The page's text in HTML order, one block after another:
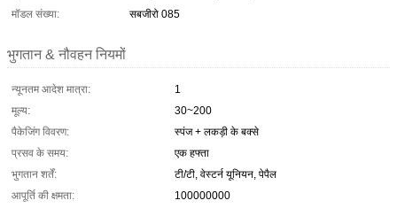
मॉडल संख्या:
सबजीरो 085
भुगतान & नौवहन नियमों
न्यूनतम आदेश मात्रा:
1
मूल्य:
30~200
पैकेजिंग विवरण:
स्पंज + लकड़ी के बक्से
प्रसव के समय:
एक हफ्ता
भुगतान शर्तें:
टी/टी, वेस्टर्न यूनियन, पेपैल
आपूर्ति की क्षमता:
100000000